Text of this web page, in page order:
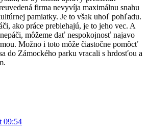
firma nevyvíja maximálnu snahu
pamiatky. Je to však uhoľ pohľadu.
ako práce prebiehajú, je to jeho vec. A
môžeme dať nespokojnosť najavo
Možno i toto môže čiastočne pomôcť
do Zámockého parku vracali s hrdosťou a
09:54